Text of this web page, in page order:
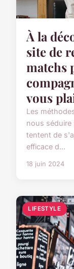
À la
site de
matchs
vous
Les
nous séduire
tentent de
efficace d...
18 juin 2024
LIFESTYLE